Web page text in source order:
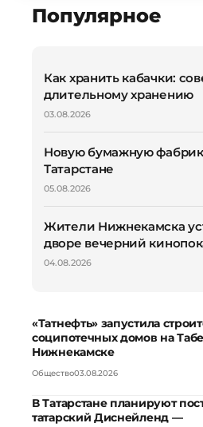
Популярное
Как хранить кабачки:
длительному хранению
03.08.2026
Новую бумажную
Татарстане
05.08.2026
Жители Нижнекамска
дворе вечерний
04.08.2026
«Татнефть» запустила
соципотечных домов на
Нижнекамске
Общество03.08.2026
В Татарстане планируют
татарский Диснейленд —